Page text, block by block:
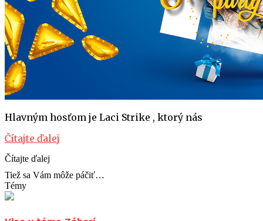
Hlavným hosťom je Laci Strike , ktorý nás
Čítajte ďalej
Čítajte ďalej
Tiež sa Vám môže páčiť…
Témy